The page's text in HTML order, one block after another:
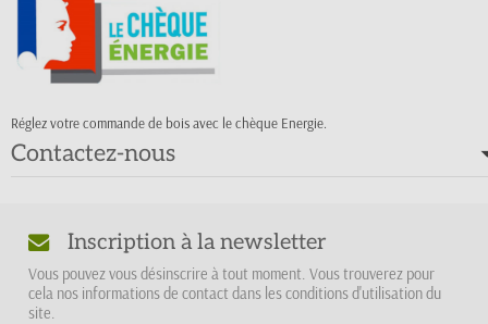
Réglez votre commande de bois avec le chèque Energie.
Contactez-nous
Inscription à la newsletter
Vous pouvez vous désinscrire à tout moment. Vous trouverez pour
cela nos informations de contact dans les conditions d'utilisation du
site.